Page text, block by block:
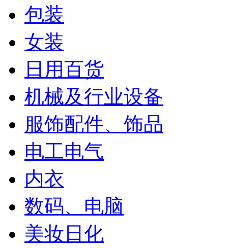
包装
女装
日用百货
机械及行业设备
服饰配件、饰品
电工电气
内衣
数码、电脑
美妆日化